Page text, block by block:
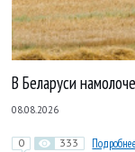
В Беларуси
08.08.2026
0 333 Подробнее